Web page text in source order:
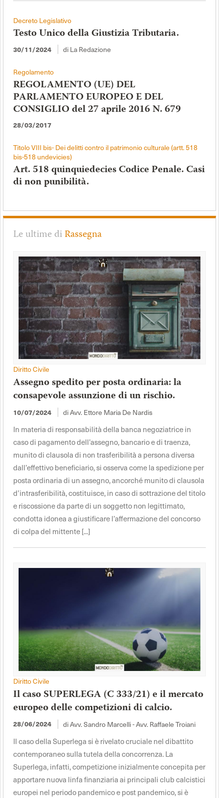
Decreto Legislativo
Testo Unico della Giustizia Tributaria.
30/11/2024 di La Redazione
Regolamento
REGOLAMENTO (UE) DEL
PARLAMENTO EUROPEO E DEL
CONSIGLIO del 27 aprile 2016 N. 679
28/03/2017
Titolo VIII bis- Dei delitti contro il patrimonio culturale (artt. 518
bis-518 undevicies)
Art. 518 quinquiedecies Codice Penale. Casi
di non punibilità.
Le ultime diRassegna
Diritto Civile
Assegno spedito per posta ordinaria: la
consapevole assunzione di un rischio.
10/07/2024 di Avv. Ettore Maria De Nardis
In materia di responsabilità della banca negoziatrice in
caso di pagamento dell’assegno, bancario e di traenza,
munito di clausola di non trasferibilità a persona diversa
dall’effettivo beneficiario, si osserva come la spedizione per
posta ordinaria di un assegno, ancorché munito di clausola
d’intrasferibilità, costituisce, in caso di sottrazione del titolo
e riscossione da parte di un soggetto non legittimato,
condotta idonea a giustificare l’affermazione del concorso
di colpa del mittente [...]
Diritto Civile
Il caso SUPERLEGA (C 333/21) e il mercato
europeo delle competizioni di calcio.
28/06/2024 di Avv. Sandro Marcelli - Avv. Raffaele Troiani
Il caso della Superlega si è rivelato cruciale nel dibattito
contemporaneo sulla tutela della concorrenza. La
Superlega, infatti, competizione inizialmente concepita per
apportare nuova linfa finanziaria ai principali club calcistici
europei nel periodo pandemico e post pandemico, si è